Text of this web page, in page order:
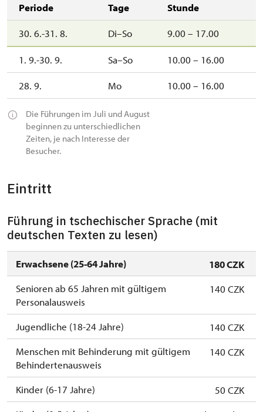
Periode Tage Stunde
30. 6.-31. 8. Di–So 9.00 – 17.00
1. 9.-30. 9. Sa–So 10.00 – 16.00
28. 9. Mo 10.00 – 16.00
Die Führungen im Juli und August
beginnen zu unterschiedlichen
Zeiten, je nach Interesse der
Besucher.
Eintritt
Führung in tschechischer Sprache (mit
deutschen Texten zu lesen)
Erwachsene (25-64 Jahre)
180 CZK
Senioren ab 65 Jahren mit gültigem
Personalausweis
140 CZK
Jugendliche (18-24 Jahre)
140 CZK
Menschen mit Behinderung mit gültigem
Behindertenausweis
140 CZK
Kinder (6-17 Jahre)
50 CZK